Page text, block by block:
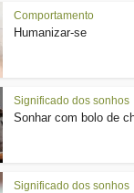
Comportamento
Humanizar-se
Significado dos sonhos
Sonhar com bolo de
Significado dos sonhos